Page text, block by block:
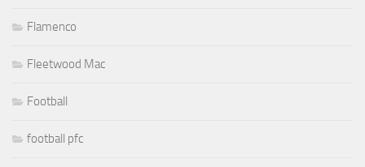
Flamenco
Fleetwood Mac
Football
football pfc